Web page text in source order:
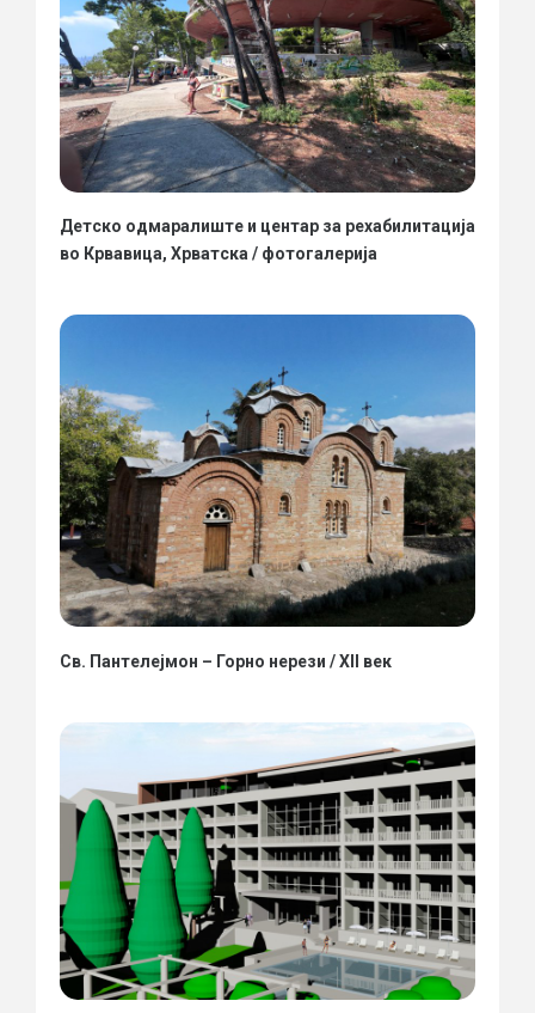
Детско одмаралиште и центар за рехабилитација
во Крвавица, Хрватска / фотогалерија
Св. Пантелејмон – Горно нерези / XII век